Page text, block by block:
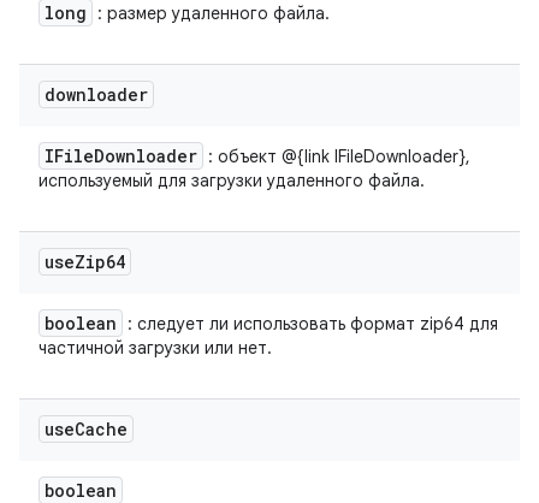
long : размер удаленного файла.
downloader
IFileDownloader : объект @{link IFileDownloader},
используемый для загрузки удаленного файла.
useZip64
boolean
: следует ли использовать формат zip64 для
частичной загрузки или нет.
useCache
boolean